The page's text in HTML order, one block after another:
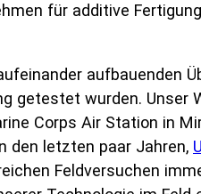
für additive
aufbauenden
getestet wurden. Unser
Corps Air Station in
den letzten paar Jahren,
Feldversuchen